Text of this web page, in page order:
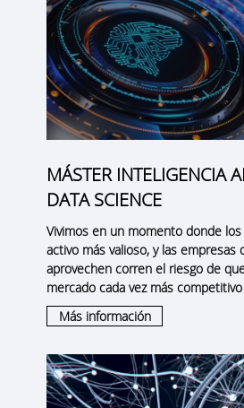
MÁSTER INTELIGENCIA
DATA SCIENCE
Vivimos en un momento donde
activo más valioso, y las empresas
aprovechen corren el riesgo de
mercado cada vez más
Más información